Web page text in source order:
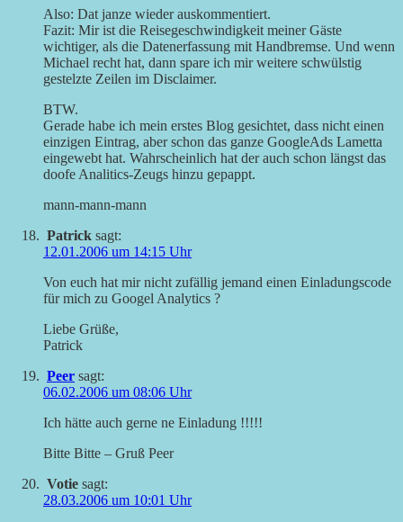
Also: Dat janze wieder auskommentiert.
Fazit: Mir ist die Reisegeschwindigkeit meiner Gäste
wichtiger, als die Datenerfassung mit Handbremse. Und wenn
Michael recht hat, dann spare ich mir weitere schwülstig
gestelzte Zeilen im Disclaimer.
BTW.
Gerade habe ich mein erstes Blog gesichtet, dass nicht einen
einzigen Eintrag, aber schon das ganze GoogleAds Lametta
eingewebt hat. Wahrscheinlich hat der auch schon längst das
doofe Analitics-Zeugs hinzu gepappt.
mann-mann-mann
Patrick sagt:
12.01.2006 um 14:15 Uhr
Von euch hat mir nicht zufällig jemand einen Einladungscode
für mich zu Googel Analytics ?
Liebe Grüße,
Patrick
Peer sagt:
06.02.2006 um 08:06 Uhr
Ich hätte auch gerne ne Einladung !!!!!
Bitte Bitte – Gruß Peer
Votie sagt:
28.03.2006 um 10:01 Uhr